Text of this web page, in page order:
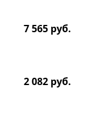
7 565 руб.
2 082 руб.